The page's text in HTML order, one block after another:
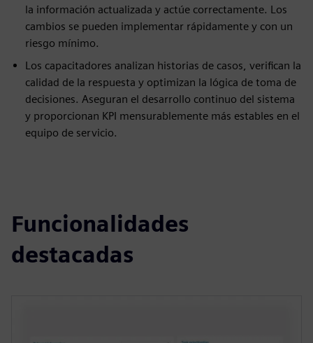
la información actualizada y actúe correctamente. Los
cambios se pueden implementar rápidamente y con un
riesgo mínimo.
Los capacitadores analizan historias de casos, verifican la
calidad de la respuesta y optimizan la lógica de toma de
decisiones. Aseguran el desarrollo continuo del sistema
y proporcionan KPI mensurablemente más estables en el
equipo de servicio.
Funcionalidades
destacadas